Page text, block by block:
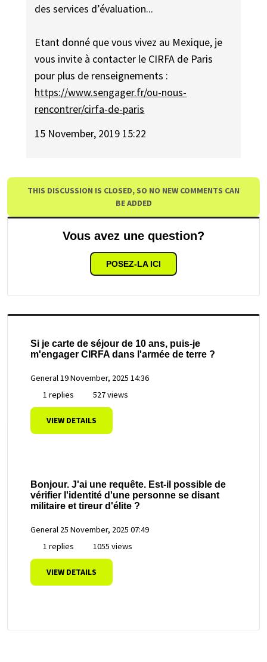
des services d’évaluation...
Etant donné que vous vivez au Mexique, je
vous invite à contacter le CIRFA de Paris
pour plus de renseignements :
https://www.sengager.fr/ou-nous-
rencontrer/cirfa-de-paris
15 November, 2019 15:22
THIS DISCUSSION IS CLOSED, SO NO NEW COMMENTS CAN
BE ADDED
Vous avez une question?
POSEZ-LA ICI
Si je carte de séjour de 10 ans, puis-je
m'engager CIRFA dans l'armée de terre ?
General19 November, 2025 14:36
1 replies
527 views
VIEW DETAILS
Bonjour. J'ai une requête. Est-il possible de
vérifier l'identité d'une personne se disant
militaire et tireur d'élite ?
General 25 November, 2025 07:49
1 replies
1055 views
VIEW DETAILS